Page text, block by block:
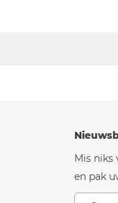
Mis niks
en pak